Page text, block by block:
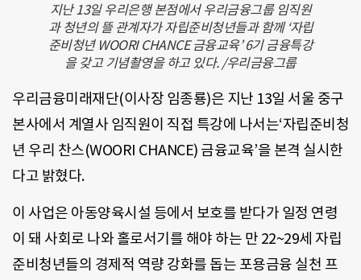
지난 13일 우리은행 본점에서 우리금융그룹 임직원
과 청년의 뜰 관계자가 자립준비청년들과 함께 ‘자립
준비청년 WOORI CHANCE 금융교육’ 6기 금융특강
을 갖고 기념촬영을 하고 있다. /우리금융그룹
우리금융미래재단(이사장 임종룡)은 지난 13일 서울 중구
본사에서 계열사 임직원이 직접 특강에 나서는‘자립준비청
년 우리 찬스(WOORI CHANCE) 금융교육’을 본격 실시한
다고 밝혔다.
이 사업은 아동양육시설 등에서 보호를 받다가 일정 연령
이 돼 사회로 나와 홀로서기를 해야 하는 만 22~29세 자립
준비청년들의 경제적 역량 강화를 돕는 포용금융 실천 프